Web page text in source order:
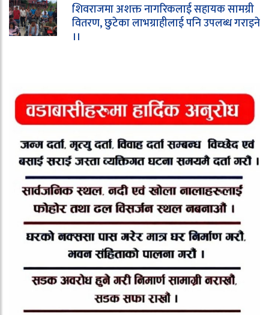
शिवराजमा अशक्त नागरिकलाई सहायक सामग्री
वितरण, छुटेका लाभग्राहीलाई पनि उपलब्ध गराइने
।।